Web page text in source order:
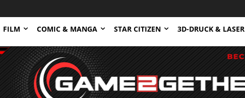
FILM COMIC & MANGA STAR CITIZEN 3D-DRUCK & LASER